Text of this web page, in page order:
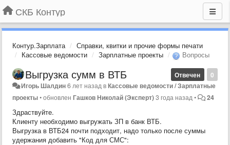
СКБ Контур
Контур.Зарплата
Справки, квитки и прочие формы печати
Кассовые ведомости
Зарплатные проекты Вопросы
0
Отвечен
Выгрузка сумм в ВТБ
Игорь Шалдин6 лет назад вКассовые ведомости / Зарплатные
проекты•обновлен Гашков Николай (Эксперт)3 года назад • 24
Здраствуйте.
Клиенту необходимо выгружать ЗП в банк ВТБ.
Выгрузка в ВТБ24 почти подходит, надо только после суммы
удержания добавить "Код для СМС":